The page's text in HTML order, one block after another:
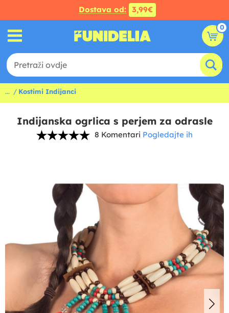
Dostava od: 3,99€
0
... Kostimi Indijanci
Indijanska ogrlica s perjem za odrasle
8 Komentari Pogledajte ih